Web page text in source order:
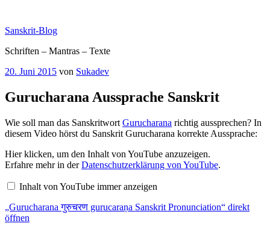
springen
Sanskrit-Blog
Schriften – Mantras – Texte
Veröffentlicht
20. Juni 2015 von Sukadev
Gurucharana Aussprache Sanskrit
Wie soll man das Sanskritwort Gurucharana richtig aussprechen? In
diesem Video hörst du Sanskrit Gurucharana korrekte Aussprache:
„Gurucharana
गुरुचरण
Sanskrit
Pronunciation“
YouTube
anzeigen
Hier klicken, um den Inhalt von YouTube anzuzeigen.
Erfahre mehr in derDatenschutzerklärung von YouTube.
Inhalt von YouTube immer anzeigen
„Gurucharana गुरुचरण gurucaraṇa Sanskrit Pronunciation“ direkt
öffnen